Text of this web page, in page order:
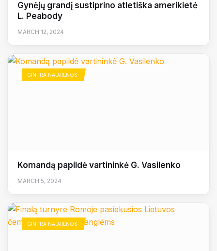
Gynėjų grandį sustiprino atletiška amerikietė
L. Peabody
MARCH 12, 2024
GINTRA NAUJIENOS
Komandą papildė vartininkė G. Vasilenko
MARCH 5, 2024
GINTRA NAUJIENOS